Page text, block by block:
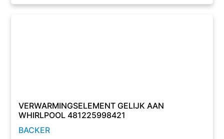
VERWARMINGSELEMENT GELIJK AAN
WHIRLPOOL 481225998421
BACKER